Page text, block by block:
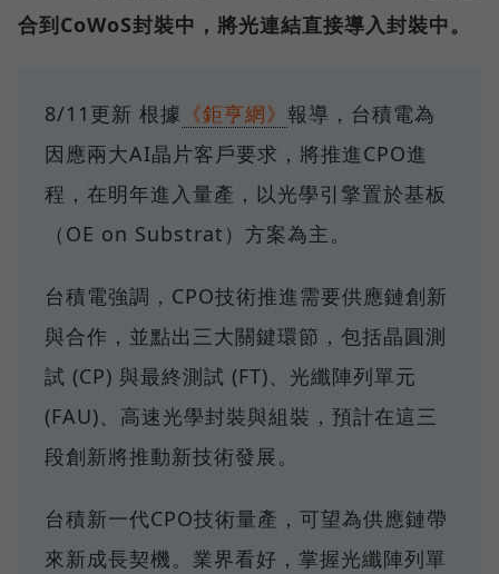
合到CoWoS封裝中，將光連結直接導入封裝中。
8/11更新 根據 《鉅亨網》 報導，台積電為
因應兩大AI晶片客戶要求，將推進CPO進
程，在明年進入量產，以光學引擎置於基板
（OE on Substrat）方案為主。
台積電強調，CPO技術推進需要供應鏈創新
與合作，並點出三大關鍵環節，包括晶圓測
試 (CP) 與最終測試 (FT)、光纖陣列單元
(FAU)、高速光學封裝與組裝，預計在這三
段創新將推動新技術發展。
台積新一代CPO技術量產，可望為供應鏈帶
來新成長契機。業界看好，掌握光纖陣列單